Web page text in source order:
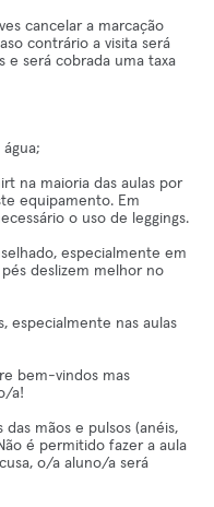
cancelar a marcação
contrário a visita será
e será cobrada uma taxa
na maioria das aulas por
equipamento. Em
o uso de leggings.
especialmente em
deslizem melhor no
especialmente nas aulas
bem-vindos mas
a!
mãos e pulsos (anéis,
é permitido fazer a aula
o/a aluno/a será